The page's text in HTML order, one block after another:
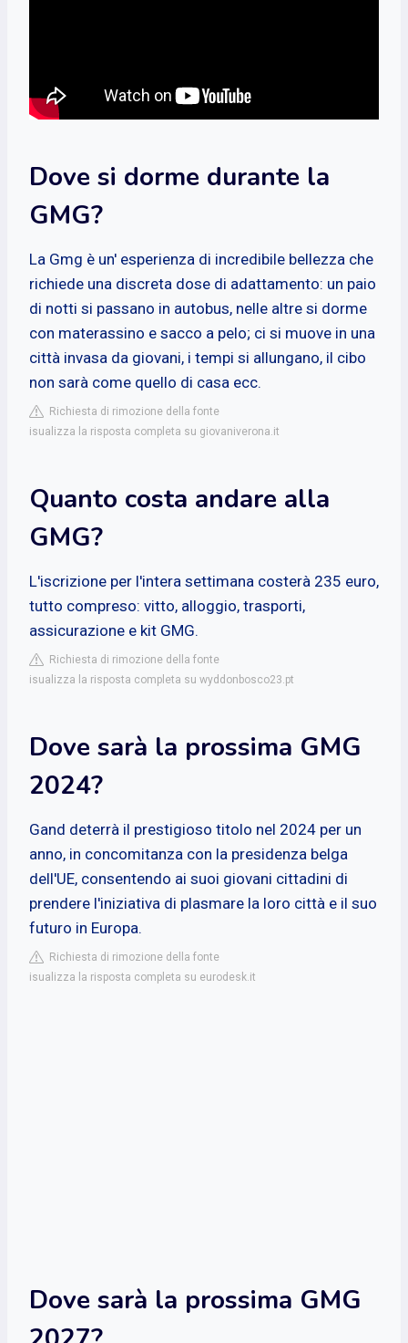
Dove si dorme durante la
GMG?
La Gmg è un' esperienza di incredibile bellezza che
richiede una discreta dose di adattamento: un paio
di notti si passano in autobus, nelle altre si dorme
con materassino e sacco a pelo; ci si muove in una
città invasa da giovani, i tempi si allungano, il cibo
non sarà come quello di casa ecc.
Richiesta di rimozione della fonte
isualizza la risposta completa su giovaniverona.it
Quanto costa andare alla
GMG?
L'iscrizione per l'intera settimana costerà 235 euro,
tutto compreso: vitto, alloggio, trasporti,
assicurazione e kit GMG.
Richiesta di rimozione della fonte
isualizza la risposta completa su wyddonbosco23.pt
Dove sarà la prossima GMG
2024?
Gand deterrà il prestigioso titolo nel 2024 per un
anno, in concomitanza con la presidenza belga
dell'UE, consentendo ai suoi giovani cittadini di
prendere l'iniziativa di plasmare la loro città e il suo
futuro in Europa.
Richiesta di rimozione della fonte
isualizza la risposta completa su eurodesk.it
Dove sarà la prossima GMG